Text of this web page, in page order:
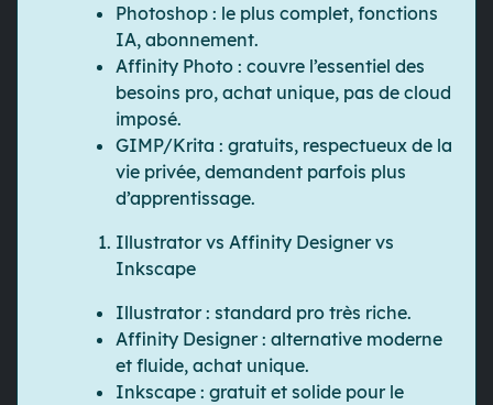
Photoshop : le plus complet, fonctions
IA, abonnement.
Affinity Photo : couvre l’essentiel des
besoins pro, achat unique, pas de cloud
imposé.
GIMP/Krita : gratuits, respectueux de la
vie privée, demandent parfois plus
d’apprentissage.
Illustrator vs Affinity Designer vs
Inkscape
Illustrator: standard pro très riche.
Affinity Designer: alternative moderne
et fluide, achat unique.
Inkscape : gratuit et solide pour le